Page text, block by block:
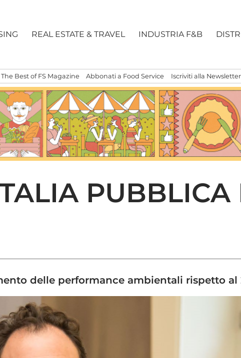
REAL ESTATE & TRAVEL INDUSTRIA F&B
The Best of FS Magazine Abbonati a Food Service Iscriviti alla Newsletter
PUBBLICA
delle performance ambientali rispetto al